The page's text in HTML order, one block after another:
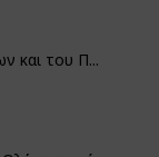
και του Π...